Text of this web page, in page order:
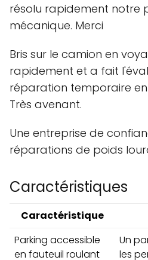
résolu rapidement notre
mécanique. Merci
Bris sur le camion en
rapidement et a fait
réparation temporaire
Très avenant.
Une entreprise de
réparations de poids
Caractéristiques
Caractéristique
Parking accessible
en fauteuil roulant
Un
les